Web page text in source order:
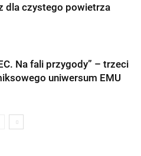
dla czystego powietrza
Na fali przygody” – trzeci
uniwersum EMU